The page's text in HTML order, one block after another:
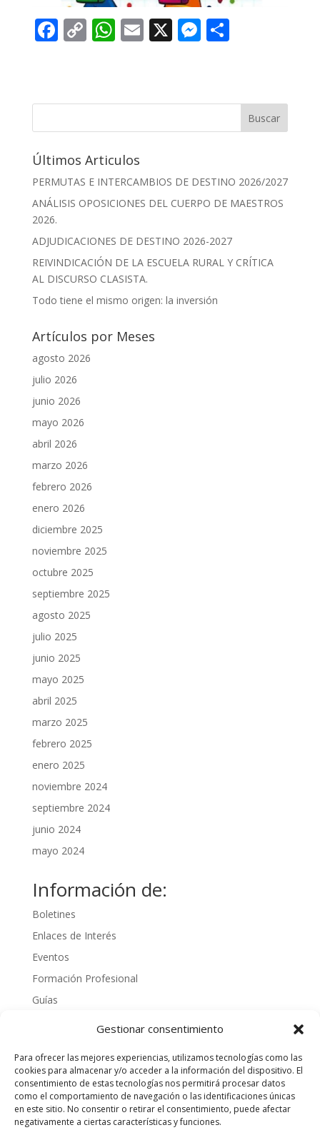
Gestionar consentimiento
Para ofrecer las mejores experiencias, utilizamos tecnologías como las
cookies para almacenar y/o acceder a la información del dispositivo. El
consentimiento de estas tecnologías nos permitirá procesar datos
como el comportamiento de navegación o las identificaciones únicas
en este sitio. No consentir o retirar el consentimiento, puede afectar
negativamente a ciertas características y funciones.
F
b
k
C
y
k
W
s
p
E
l
X M
e
C
p
arBuscar
Últimos Articulos
PERMUTAS E INTERCAMBIOS DE DESTINO 2026/2027
ANÁLISIS OPOSICIONES DEL CUERPO DE MAESTROS
2026.
ADJUDICACIONES DE DESTINO 2026-2027
REIVINDICACIÓN DE LA ESCUELA RURAL Y CRÍTICA
AL DISCURSO CLASISTA.
Todo tiene el mismo origen: la inversión
Artículos por Meses
agosto 2026
julio 2026
junio 2026
mayo 2026
abril 2026
marzo 2026
febrero 2026
enero 2026
diciembre 2025
noviembre 2025
octubre 2025
septiembre 2025
agosto 2025
julio 2025
junio 2025
mayo 2025
abril 2025
marzo 2025
febrero 2025
enero 2025
noviembre 2024
septiembre 2024
junio 2024
mayo 2024
Información de:
Boletines
Enlaces de Interés
Eventos
Formación Profesional
Guías
Noticias
Oposiciones
Procedimientos
Varios